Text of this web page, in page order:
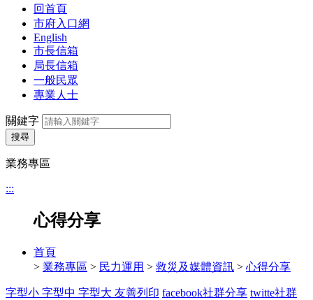
回首頁
市府入口網
English
市長信箱
局長信箱
一般民眾
專業人士
關鍵字
搜尋
業務專區
:::
心得分享
首頁
> 業務專區 > 民力運用 > 救災及媒體資訊 > 心得分享
字型小 字型中 字型大 友善列印 facebook社群分享 twitte社群